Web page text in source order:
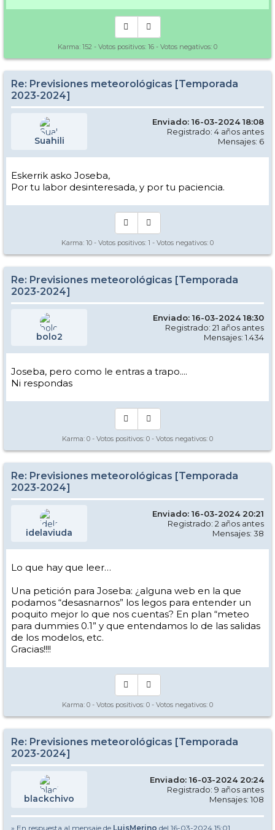
Karma: 152 - Votos positivos: 16 - Votos negativos: 0
Re: Previsiones meteorológicas [Temporada
2023-2024]
Suahili
Enviado: 16-03-2024 18:08
Registrado: 4 años antes
Mensajes: 6
Eskerrik asko Joseba,
Por tu labor desinteresada, y por tu paciencia.
Karma: 10 - Votos positivos: 1 - Votos negativos: 0
Re: Previsiones meteorológicas [Temporada
2023-2024]
bolo2
Enviado: 16-03-2024 18:30
Registrado: 21 años antes
Mensajes: 1.434
Joseba, pero como le entras a trapo....
Ni respondas
Karma: 0 - Votos positivos: 0 - Votos negativos: 0
Re: Previsiones meteorológicas [Temporada
2023-2024]
idelaviuda
Enviado: 16-03-2024 20:21
Registrado: 2 años antes
Mensajes: 38
Lo que hay que leer…
Una petición para Joseba: ¿alguna web en la que
podamos “desasnarnos” los legos para entender un
poquito mejor lo que nos cuentas? En plan “meteo
para dummies 0.1” y que entendamos lo de las salidas
de los modelos, etc.
Gracias!!!!
Karma: 0 - Votos positivos: 0 - Votos negativos: 0
Re: Previsiones meteorológicas [Temporada
2023-2024]
blackchivo
Enviado: 16-03-2024 20:24
Registrado: 9 años antes
Mensajes: 108
» En respuesta al mensaje de LuisMerino del 16-03-2024 15:01